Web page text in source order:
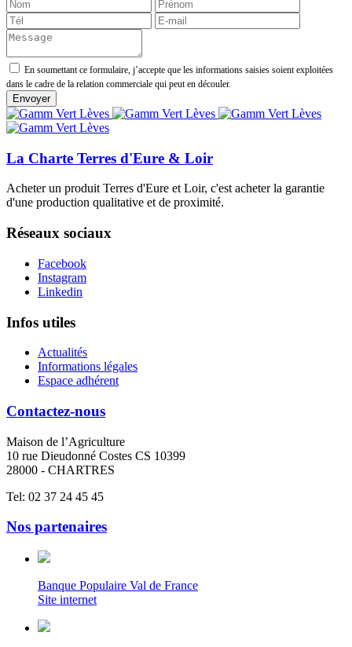
En soumettant ce formulaire, j’accepte que les informations saisies soient exploitées
dans le cadre de la relation commerciale qui peut en découler.
La Charte Terres d'Eure & Loir
Acheter un produit Terres d'Eure et Loir, c'est acheter la garantie
d'une production qualitative et de proximité.
Réseaux sociaux
Facebook
Instagram
Linkedin
Infos utiles
Actualités
Informations légales
Espace adhérent
Contactez-nous
Maison de l’Agriculture
10 rue Dieudonné Costes CS 10399
28000 - CHARTRES
Tel: 02 37 24 45 45
Nos partenaires
Banque Populaire Val de France
Site internet